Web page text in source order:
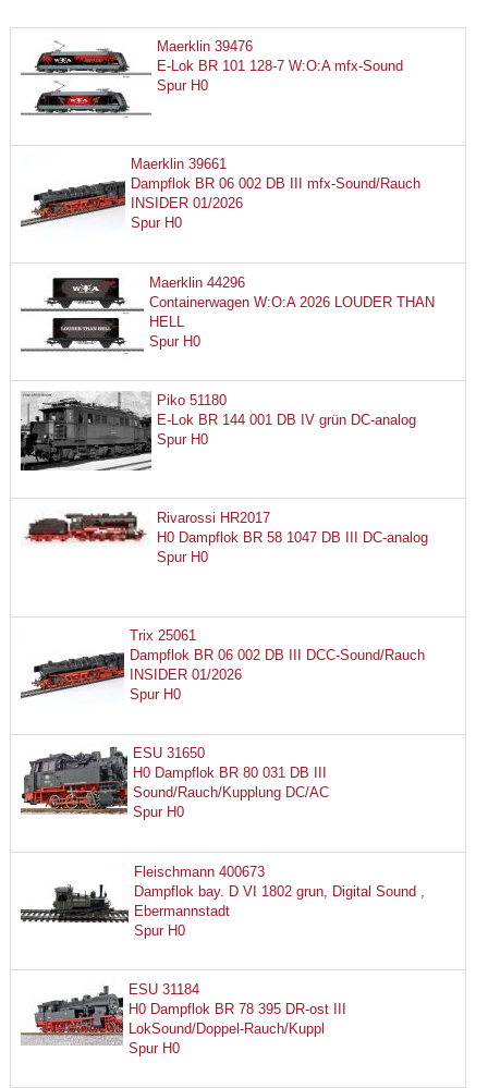
Maerklin 39476
E-Lok BR 101 128-7 W:O:A mfx-Sound
Spur H0
Maerklin 39661
Dampflok BR 06 002 DB III mfx-Sound/Rauch
INSIDER 01/2026
Spur H0
Maerklin 44296
Containerwagen W:O:A 2026 LOUDER THAN
HELL
Spur H0
Piko 51180
E-Lok BR 144 001 DB IV grün DC-analog
Spur H0
Rivarossi HR2017
H0 Dampflok BR 58 1047 DB III DC-analog
Spur H0
Trix 25061
Dampflok BR 06 002 DB III DCC-Sound/Rauch
INSIDER 01/2026
Spur H0
ESU 31650
H0 Dampflok BR 80 031 DB III
Sound/Rauch/Kupplung DC/AC
Spur H0
Fleischmann 400673
Dampflok bay. D VI 1802 grun, Digital Sound ,
Ebermannstadt
Spur H0
ESU 31184
H0 Dampflok BR 78 395 DR-ost III
LokSound/Doppel-Rauch/Kuppl
Spur H0